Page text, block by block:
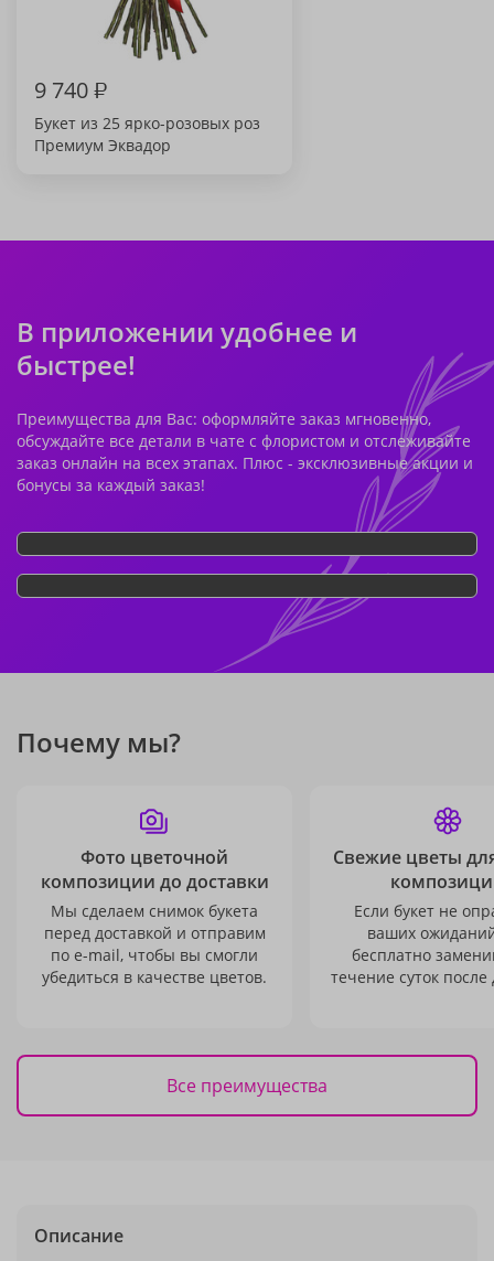
9 740₽
Букет из 25 ярко-розовых роз
Премиум Эквадор
В приложении удобнее и
быстрее!
Преимущества для Вас: оформляйте заказ мгновенно,
обсуждайте все детали в чате с флористом и отслеживайте
заказ онлайн на всех этапах. Плюс - эксклюзивные акции и
бонусы за каждый заказ!
Почему мы?
Фото цветочной
композиции до доставки
Мы сделаем снимок букета
перед доставкой и отправим
по e-mail, чтобы вы смогли
убедиться в качестве цветов.
Свежие цветы
Если букет не
ваших
бесплатно
течение суток после
Все преимущества
Описание